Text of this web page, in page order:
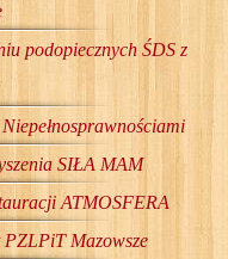
podopiecznych ŚDS z
SIŁA MAM
ATMOSFERA
Mazowsze